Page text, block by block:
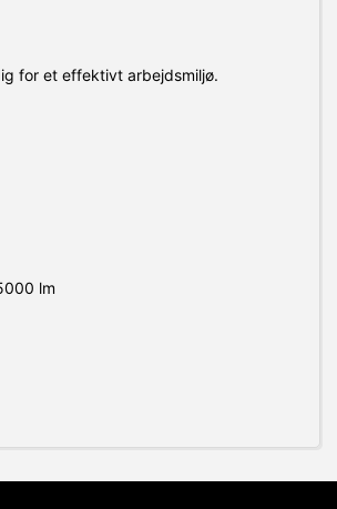
for et effektivt arbejdsmiljø.
lm